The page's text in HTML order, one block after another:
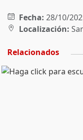
Fecha: 28/10/
Localización:
Relacionados